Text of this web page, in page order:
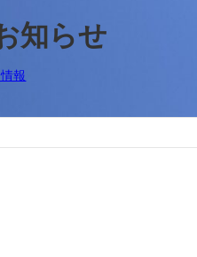
知らせ
報